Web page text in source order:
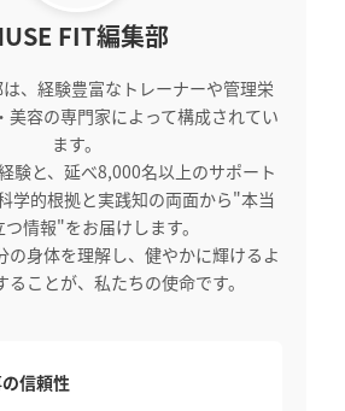
FIT編集部
は、経験豊富なトレーナーや管理栄
美容の専門家によって構成されてい
ます。
験と、延べ8,000名以上のサポート
学的根拠と実践知の両面から"本当
つ情報"をお届けします。
の身体を理解し、健やかに輝けるよ
ることが、私たちの使命です。
信頼性